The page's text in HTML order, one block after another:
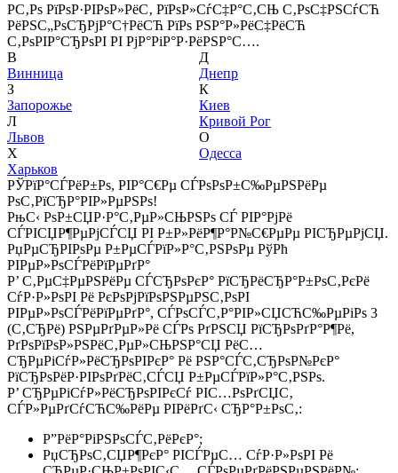
Р­С‚Рѕ РїРѕР·РІРѕР»РёС‚ РїРѕР»СѓС‡Р°С‚СЊ С‚РѕС‡РЅСѓСЋ
РёРЅС„РѕСЂРјР°С†РёСЋ РїРѕ РЅР°Р»РёС‡РёСЋ
С‚РѕРІР°СЂРѕРІ РІ РјР°РіР°Р·РёРЅР°С….
В
Винница
З
Запорожье
Л
Львов
Х
Харьков
Д
Днепр
К
Киев
Кривой Рог
О
Одесса
РЎРїР°СЃРёР±Рѕ, РІР°С€Рµ СЃРѕРѕР±С‰РµРЅРёРµ
РѕС‚РїСЂР°РІР»РµРЅРѕ!
РњС‹ РѕР±СЏР·Р°С‚РµР»СЊРЅРѕ СЃ РІР°РјРё
СЃРІСЏР¶РµРјСЃСЏ РІ Р±Р»РёР¶Р°Р№С€РµРµ РІСЂРµРјСЏ.
РџРµСЂРІРѕРµ Р±РµСЃРїР»Р°С‚РЅРѕРµ РўРћ
РІРµР»РѕСЃРёРїРµРґР°
Р’ С‚РµС‡РµРЅРёРµ СЃСЂРѕРєР° РїСЂРёСЂР°Р±РѕС‚РєРё
СѓР·Р»РѕРІ Рё РєРѕРјРїРѕРЅРµРЅС‚РѕРІ
РІРµР»РѕСЃРёРїРµРґР°, СЃРѕСЃС‚Р°РІР»СЏСЋС‰РµРіРѕ 3
(С‚СЂРё) РЅРµРґРµР»Рё СЃРѕ РґРЅСЏ РїСЂРѕРґР°Р¶Рё,
РґРѕРїРѕР»РЅРёС‚РµР»СЊРЅР°СЏ РёС…
СЂРµРіСѓР»РёСЂРѕРІРєР° Рё РЅР°СЃС‚СЂРѕР№РєР°
РїСЂРѕРёР·РІРѕРґРёС‚СЃСЏ Р±РµСЃРїР»Р°С‚РЅРѕ.
Р’ СЂРµРіСѓР»РёСЂРѕРІРєСѓ РІС…РѕРґСЏС‚
СЃР»РµРґСѓСЋС‰РёРµ РІРёРґС‹ СЂР°Р±РѕС‚:
Р”РёР°РіРЅРѕСЃС‚РёРєР°;
РџСЂРѕС‚СЏР¶РєР° РІСЃРµС… СѓР·Р»РѕРІ Рё